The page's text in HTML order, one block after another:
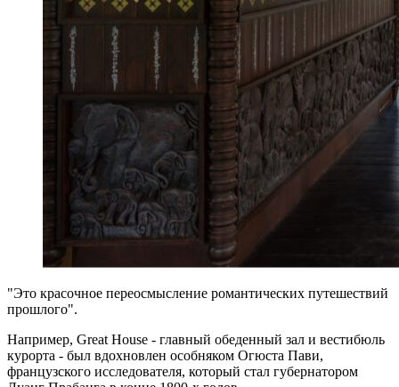
"Это красочное переосмысление романтических путешествий
прошлого".
Например, Great House - главный обеденный зал и вестибюль
курорта - был вдохновлен особняком Огюста Пави,
французского исследователя, который стал губернатором